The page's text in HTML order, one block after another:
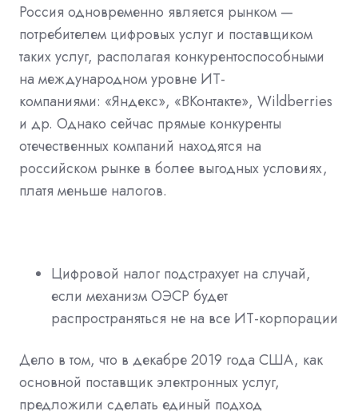
Россия одновременно является рынком —
потребителем цифровых услуг и поставщиком
таких услуг, располагая конкурентоспособными
на международном уровне ИТ-
компаниями: «Яндекс», «ВКонтакте», Wildberries
и др. Однако сейчас прямые конкуренты
отечественных компаний находятся на
российском рынке в более выгодных условиях,
платя меньше налогов.
Цифровой налог подстрахует на случай,
если механизм ОЭСР будет
распространяться не на все ИТ-корпорации
Дело в том, что в декабре 2019 года США, как
основной поставщик электронных услуг,
предложили сделать единый подход